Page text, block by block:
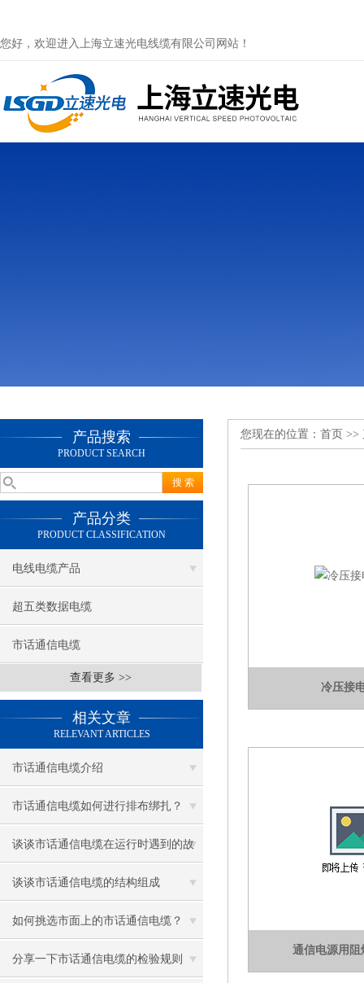
您好，欢迎进入上海立速光电线缆有限公司网站！
产品搜索
PRODUCT SEARCH
产品分类
PRODUCT CLASSIFICATION
电线电缆产品
超五类数据电缆
市话通信电缆
查看更多 >>
相关文章
RELEVANT ARTICLES
市话通信电缆介绍
市话通信电缆如何进行排布绑扎？
谈谈市话通信电缆在运行时遇到的故
障
谈谈市话通信电缆的结构组成
如何挑选市面上的市话通信电缆？
分享一下市话通信电缆的检验规则
您现在的位置： 首页 >>
冷压接
通信电源用阻